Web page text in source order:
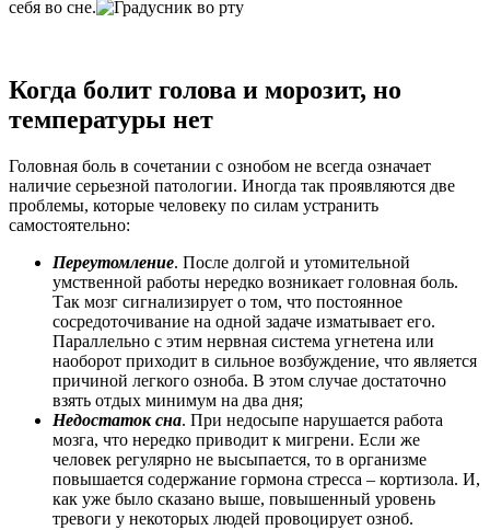
себя во сне.
Когда болит голова и морозит, но
температуры нет
Головная боль в сочетании с ознобом не всегда означает
наличие серьезной патологии. Иногда так проявляются две
проблемы, которые человеку по силам устранить
самостоятельно:
Переутомление. После долгой и утомительной
умственной работы нередко возникает головная боль.
Так мозг сигнализирует о том, что постоянное
сосредоточивание на одной задаче изматывает его.
Параллельно с этим нервная система угнетена или
наоборот приходит в сильное возбуждение, что является
причиной легкого озноба. В этом случае достаточно
взять отдых минимум на два дня;
Недостаток сна. При недосыпе нарушается работа
мозга, что нередко приводит к мигрени. Если же
человек регулярно не высыпается, то в организме
повышается содержание гормона стресса – кортизола. И,
как уже было сказано выше, повышенный уровень
тревоги у некоторых людей провоцирует озноб.